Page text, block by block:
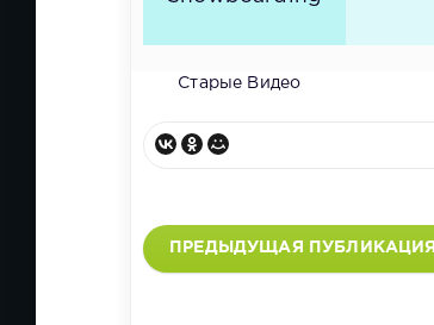
Старые Видео
ПРЕДЫДУЩАЯ ПУБЛИКАЦИЯ